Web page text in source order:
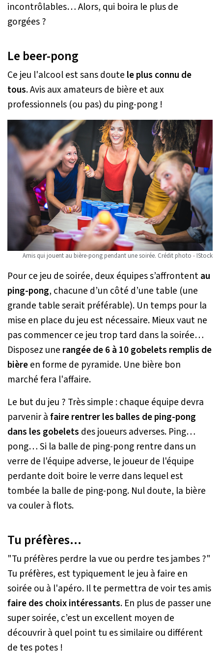
incontrôlables… Alors, qui boira le plus de
gorgées ?
Le beer-pong
Ce jeu l'alcool est sans doute le plus connu de
tous. Avis aux amateurs de bière et aux
professionnels (ou pas) du ping-pong !
Amis qui jouent au bière-pong pendant une soirée. Crédit photo - IStock
Pour ce jeu de soirée, deux équipes s’affrontentau
ping-pong, chacune d’un côté d’une table (une
grande table serait préférable). Un temps pour la
mise en place du jeu est nécessaire. Mieux vaut ne
pas commencer ce jeu trop tard dans la soirée…
Disposez une rangée de 6 à 10 gobelets remplis de
bièreen forme de pyramide. Une bière bon
marché fera l'affaire.
Le but du jeu ? Très simple : chaque équipe devra
parvenir àfaire rentrer les balles de ping-pong
dans les gobelets des joueurs adverses. Ping…
pong… Si la balle de ping-pong rentre dans un
verre de l'équipe adverse, le joueur de l'équipe
perdante doit boire le verre dans lequel est
tombée la balle de ping-pong. Nul doute, la bière
va couler à flots.
Tu préfères…
"Tu préfères perdre la vue ou perdre tes jambes ?"
Tu préfères, est typiquement le jeu à faire en
soirée ou à l'apéro. Il te permettra de voir tes amis
faire des choix intéressants. En plus de passer une
super soirée, c’est un excellent moyen de
découvrir à quel point tu es similaire ou différent
de tes potes !